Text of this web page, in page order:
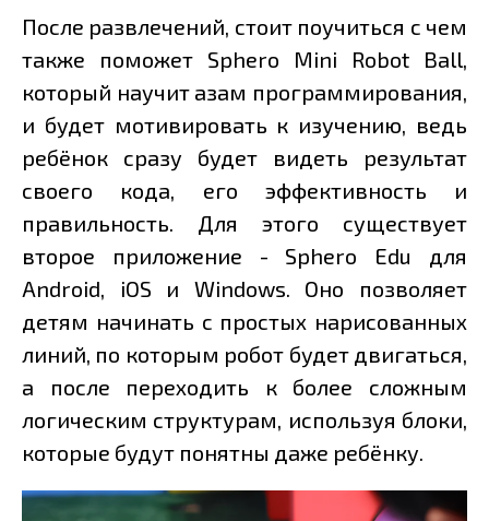
После развлечений, стоит поучиться с чем
также поможет Sphero Mini Robot Ball,
который научит азам программирования,
и будет мотивировать к изучению, ведь
ребёнок сразу будет видеть результат
своего кода, его эффективность и
правильность. Для этого существует
второе приложение - Sphero Edu для
Android, iOS и Windows. Оно позволяет
детям начинать с простых нарисованных
линий, по которым робот будет двигаться,
а после переходить к более сложным
логическим структурам, используя блоки,
которые будут понятны даже ребёнку.